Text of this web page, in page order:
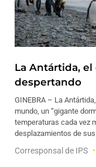
La Antártida,
despertando
GINEBRA – La
mundo, un “gigante
temperaturas cada vez
desplazamientos de
Corresponsal de IPS